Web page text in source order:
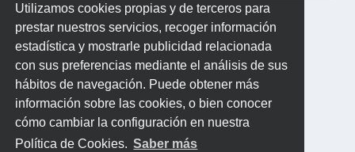
Utilizamos cookies propias y de terceros para
prestar nuestros servicios, recoger información
estadística y mostrarle publicidad relacionada
con sus preferencias mediante el análisis de sus
hábitos de navegación. Puede obtener más
información sobre las cookies, o bien conocer
cómo cambiar la configuración en nuestra
Política de Cookies. Saber más